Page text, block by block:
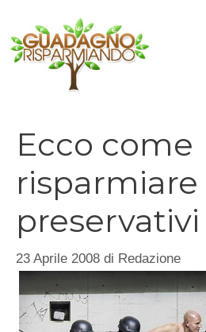
contenuto
Ecco come
risparmiare
preservativi
23 Aprile 2008 di Redazione